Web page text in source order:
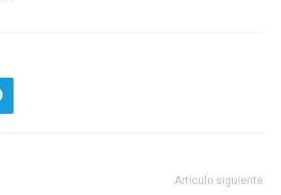
Artículo siguiente